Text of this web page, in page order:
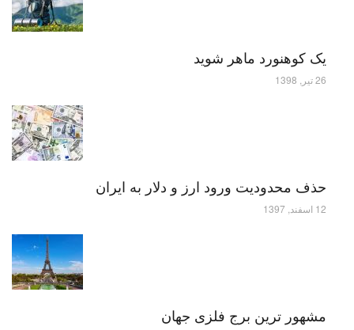
یک کوهنورد ماهر شوید
26 تیر, 1398
حذف محدودیت ورود ارز و دلار به ایران
12 اسفند, 1397
مشهور ترین برج فلزی جهان